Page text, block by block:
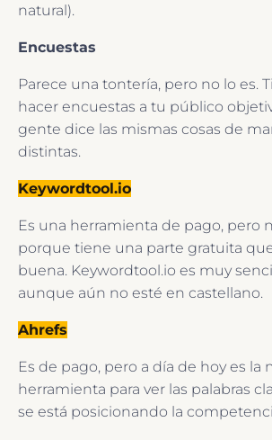
natural).
Encuestas
Parece una tontería, pero no lo es.
hacer encuestas a tu público
gente dice las mismas cosas de
distintas.
Keywordtool.io
Es una herramienta de pago, pero
porque tiene una parte gratuita
buena. Keywordtool.io es muy
aunque aún no esté en castellano.
Ahrefs
Es de pago, pero a día de hoy es la
herramienta para ver las palabras
se está posicionando la